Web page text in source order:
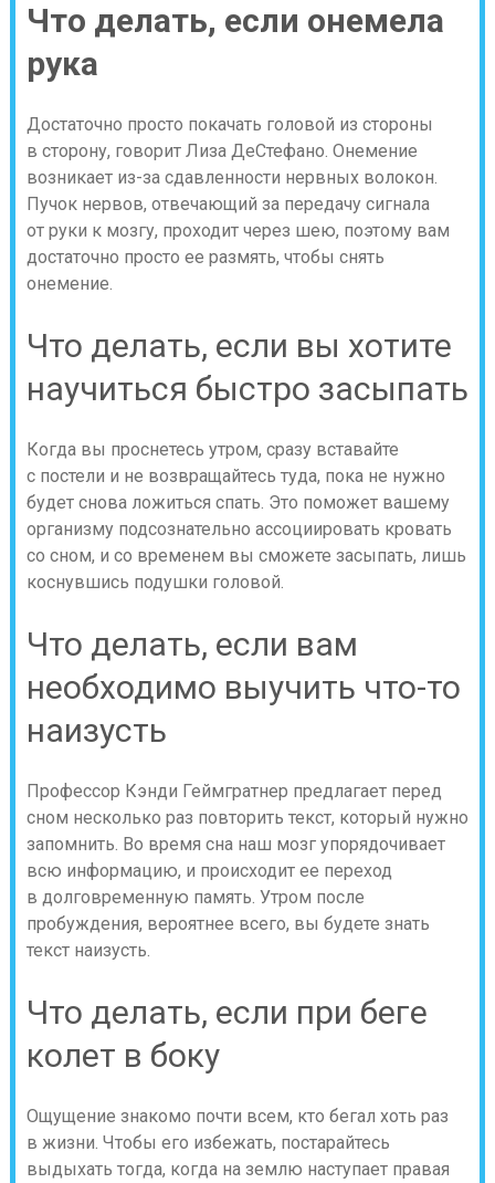
Что делать, если онемела
рука
Достаточно просто покачать головой из стороны
в сторону, говорит Лиза ДеСтефано. Онемение
возникает из-за сдавленности нервных волокон.
Пучок нервов, отвечающий за передачу сигнала
от руки к мозгу, проходит через шею, поэтому вам
достаточно просто ее размять, чтобы снять
онемение.
Что делать, если вы хотите
научиться быстро засыпать
Когда вы проснетесь утром, сразу вставайте
с постели и не возвращайтесь туда, пока не нужно
будет снова ложиться спать. Это поможет вашему
организму подсознательно ассоциировать кровать
со сном, и со временем вы сможете засыпать, лишь
коснувшись подушки головой.
Что делать, если вам
необходимо выучить что-то
наизусть
Профессор Кэнди Геймгратнер предлагает перед
сном несколько раз повторить текст, который нужно
запомнить. Во время сна наш мозг упорядочивает
всю информацию, и происходит ее переход
в долговременную память. Утром после
пробуждения, вероятнее всего, вы будете знать
текст наизусть.
Что делать, если при беге
колет в боку
Ощущение знакомо почти всем, кто бегал хоть раз
в жизни. Чтобы его избежать, постарайтесь
выдыхать тогда, когда на землю наступает правая